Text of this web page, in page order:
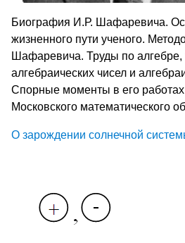
Биография И.Р. Шафаревича.
жизненного пути ученого.
Шафаревича. Труды по алгебре,
алгебраических чисел и
Спорные моменты в его
Московского математического
О зарождении солнечной